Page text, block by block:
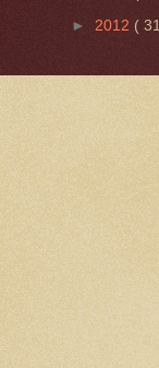
► 2012 (